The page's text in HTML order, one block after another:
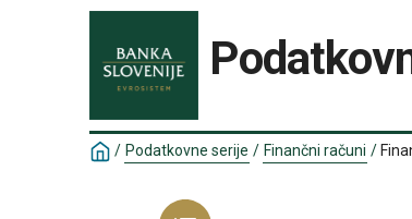
/ Podatkovne serije / Finančni računi /